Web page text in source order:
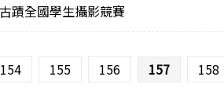
蹟全國學生攝影競賽
154 155 156 157 158